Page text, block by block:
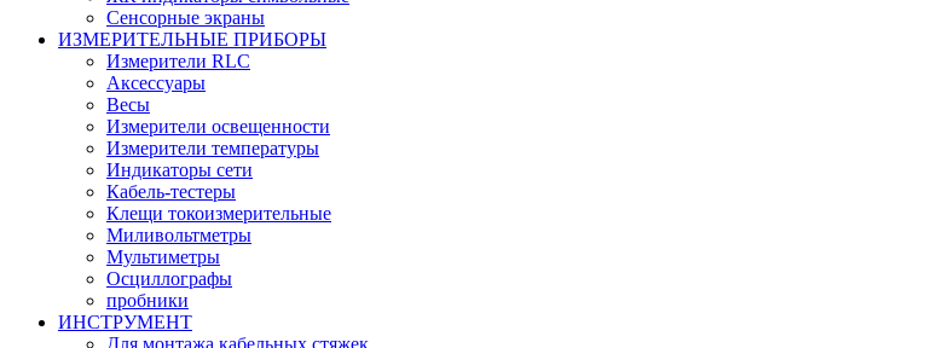
Сенсорные экраны
ИЗМЕРИТЕЛЬНЫЕ ПРИБОРЫ
Измерители RLC
Аксессуары
Весы
Измерители освещенности
Измерители температуры
Индикаторы сети
Кабель-тестеры
Клещи токоизмерительные
Миливольтметры
Мультиметры
Осциллографы
пробники
ИНСТРУМЕНТ
Для монтажа кабельных стяжек